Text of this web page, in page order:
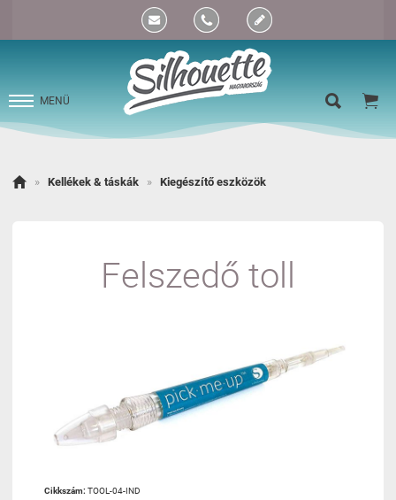
MENÜ  
 » Kellékek & táskák » Kiegészítő eszközök
Felszedő toll
Cikkszám: TOOL-04-IND